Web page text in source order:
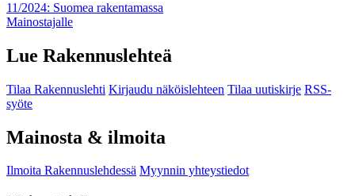
11/2024: Suomea rakentamassa
Mainostajalle
Lue Rakennuslehteä
Tilaa Rakennuslehti Kirjaudu näköislehteen Tilaa uutiskirje RSS-
syöte
Mainosta & ilmoita
Ilmoita Rakennuslehdessä Myynnin yhteystiedot